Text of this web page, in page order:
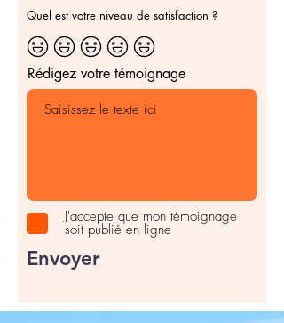
Quel est votre niveau de satisfaction ?
Rédigez votre témoignage
J'accepte que mon témoignage
soit publié en ligne
Envoyer